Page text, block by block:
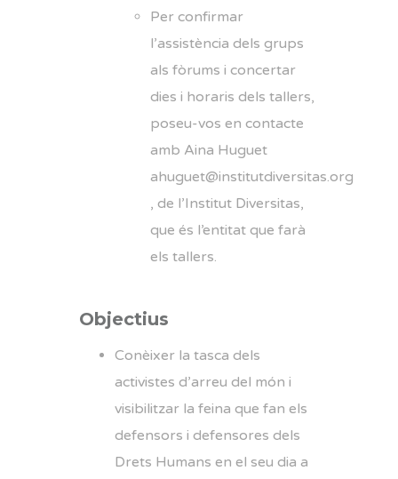
Per confirmar
l’assistència dels grups
als fòrums i concertar
dies i horaris dels tallers,
poseu-vos en contacte
amb Aina Huguet
ahuguet@institutdiversitas.org
, de l’Institut Diversitas,
que és l’entitat que farà
els tallers.
Objectius
Conèixer la tasca dels
activistes d’arreu del món i
visibilitzar la feina que fan els
defensors i defensores dels
Drets Humans en el seu dia a